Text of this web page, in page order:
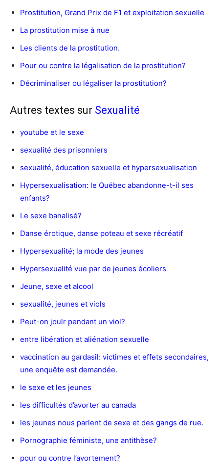
Prostitution, Grand Prix de F1 et exploitation sexuelle
La prostitution mise à nue
Les clients de la prostitution.
Pour ou contre la légalisation de la prostitution?
Décriminaliser ou légaliser la prostitution?
Autres textes sur Sexualité
youtube et le sexe
sexualité des prisonniers
sexualité, éducation sexuelle et hypersexualisation
Hypersexualisation: le Québec abandonne-t-il ses
enfants?
Le sexe banalisé?
Danse érotique, danse poteau et sexe récréatif
Hypersexualité; la mode des jeunes
Hypersexualité vue par de jeunes écoliers
Jeune, sexe et alcool
sexualité, jeunes et viols
Peut-on jouïr pendant un viol?
entre libération et aliénation sexuelle
vaccination au gardasil: victimes et effets secondaires,
une enquête est demandée.
le sexe et les jeunes
les difficultés d’avorter au canada
les jeunes nous parlent de sexe et des gangs de rue.
Pornographie féministe, une antithèse?
pour ou contre l’avortement?